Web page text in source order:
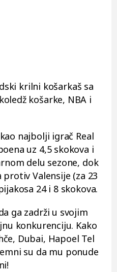
krilni košarkaš sa
košarke, NBA i
najbolji igrač Real
uz 4,5 skokova i
delu sezone, dok
protiv Valensije (za 23
24 i 8 skokova.
ga zadrži u svojim
konkurenciju. Kako
Dubai, Hapoel Tel
su da mu ponude